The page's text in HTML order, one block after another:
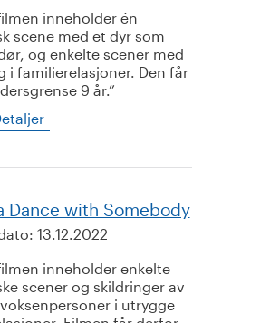
inneholder én
scene med et dyr som
og enkelte scener med
i familierelasjoner. Den får
9 år.
Dance with Somebody
13.12.2022
inneholder enkelte
scener og skildringer av
i utrygge